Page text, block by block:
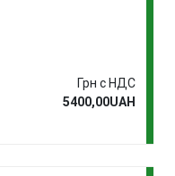
Грн с НДС
5400,00UAH